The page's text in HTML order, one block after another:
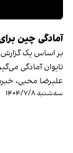
آمادگی چین
بر اساس یک گزارش
تایوان آمادگی
علیرضا محبی،
سه‌شنبه ۱۴۰۴/۷/۸